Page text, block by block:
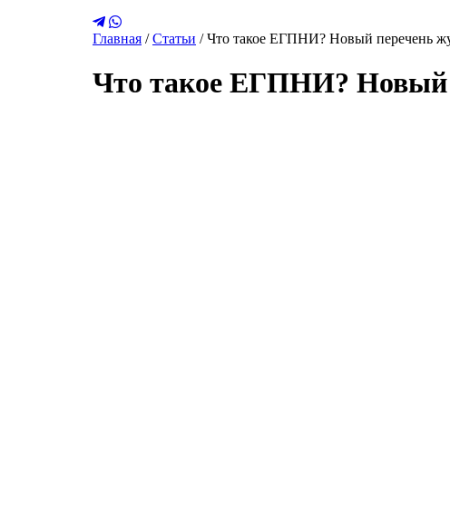
Главная /Статьи /Что такое ЕГПНИ? Новый перечень
Что такое ЕГПНИ? Новый